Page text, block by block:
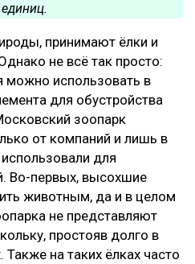
принимают ёлки и
не всё так просто:
можно использовать в
для обустройства
зоопарк
от компаний и лишь в
для
Во-первых, высохшие
животным, да и в целом
не представляют
простояв долго в
Также на таких ёлках часто